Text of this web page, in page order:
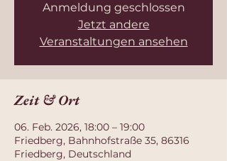
Anmeldung geschlossen
Jetzt andere
Veranstaltungen ansehen
Zeit & Ort
06. Feb. 2026, 18:00 – 19:00
Friedberg, Bahnhofstraße 35, 86316
Friedberg, Deutschland